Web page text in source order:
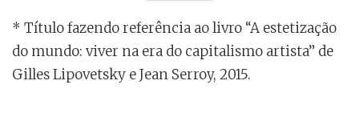
* Título fazendo referência ao livro “A estetização
do mundo: viver na era do capitalismo artista” de
Gilles Lipovetsky e Jean Serroy, 2015.